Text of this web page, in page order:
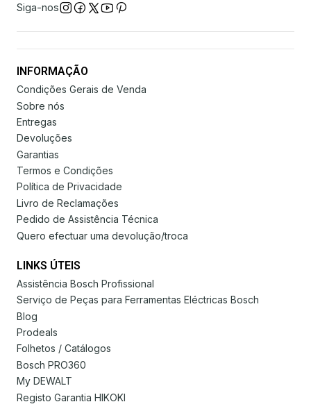
Siga-nos
INFORMAÇÃO
Condições Gerais de Venda
Sobre nós
Entregas
Devoluções
Garantias
Termos e Condições
Política de Privacidade
Livro de Reclamações
Pedido de Assistência Técnica
Quero efectuar uma devolução/troca
LINKS ÚTEIS
Assistência Bosch Profissional
Serviço de Peças para Ferramentas Eléctricas Bosch
Blog
Prodeals
Folhetos / Catálogos
Bosch PRO360
My DEWALT
Registo Garantia HIKOKI